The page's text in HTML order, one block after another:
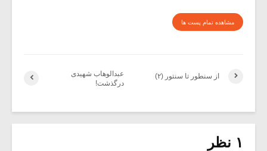
مشاهده تمام پست ها
عبدالوهاب شهیدی
درگذشت!
از سنطور تا سنتور (۲)
۱ نظر